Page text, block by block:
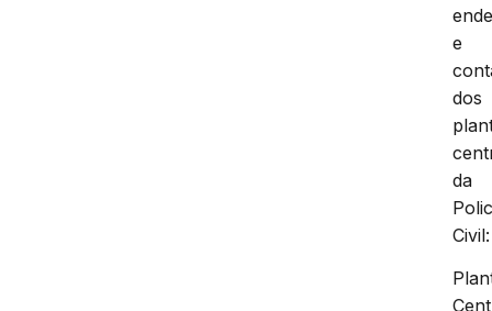
e
dos
da
Civil: